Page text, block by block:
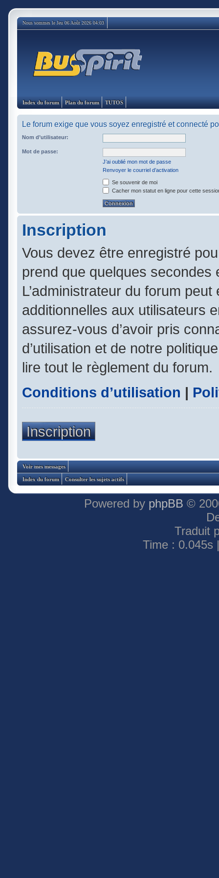
Nous sommes le Jeu 06 Août 2026 04:03
Index du forum Plan du forum TUTOS
Le forum exige que vous soyez enregistré et connecté
Nom d’utilisateur:
Mot de passe:
J’ai oublié mon mot de passe
Renvoyer le courriel d’activation
Se souvenir de moi
Cacher mon statut en ligne pour cette
Inscription
Vous devez être enregistré
prend que quelques
L’administrateur du forum
additionnelles aux utilisateurs
assurez-vous d’avoir pris
d’utilisation et de notre
lire tout le règlement du forum.
Conditions d’utilisation |
Inscription
Voir mes messages
Index du forum Consulter les sujets actifs
Powered by phpBB ©
Traduit
Time : 0.045s